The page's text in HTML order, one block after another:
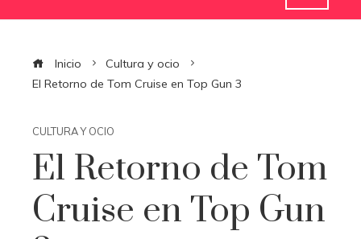
Inicio
Cultura y ocio
El Retorno de Tom Cruise en Top Gun 3
CULTURA Y OCIO
El Retorno de Tom
Cruise en Top Gun